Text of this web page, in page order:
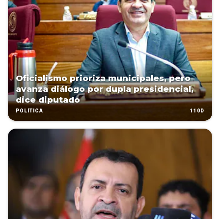
Oficialismo prioriza municipales, pero
avanza diálogo por dupla presidencial,
dice diputado
POLÍTICA 110D